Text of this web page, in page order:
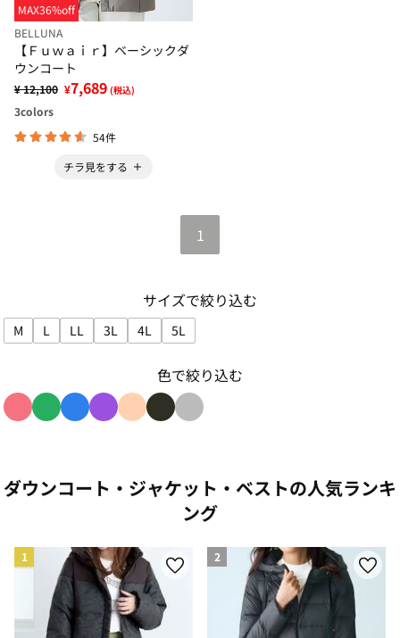
MAX36%off
BELLUNA
【Ｆｕｗａｉｒ】ベーシックダ
ウンコート
¥ 12,100 ¥7,689 (税込)
3colors
54件
チラ見をする
1
サイズで絞り込む
M
サイズで絞り込み: M
L
サイズで絞り込み: L
LL
サイズで絞り込み: LL
3L
サイズで絞り込み: 3L
4L
サイズで絞り込み: 4L
5L
サイズで絞り込み: 5L
色で絞り込む
ダウンコート・ジャケット・ベストの人気ランキ
ング
1 2